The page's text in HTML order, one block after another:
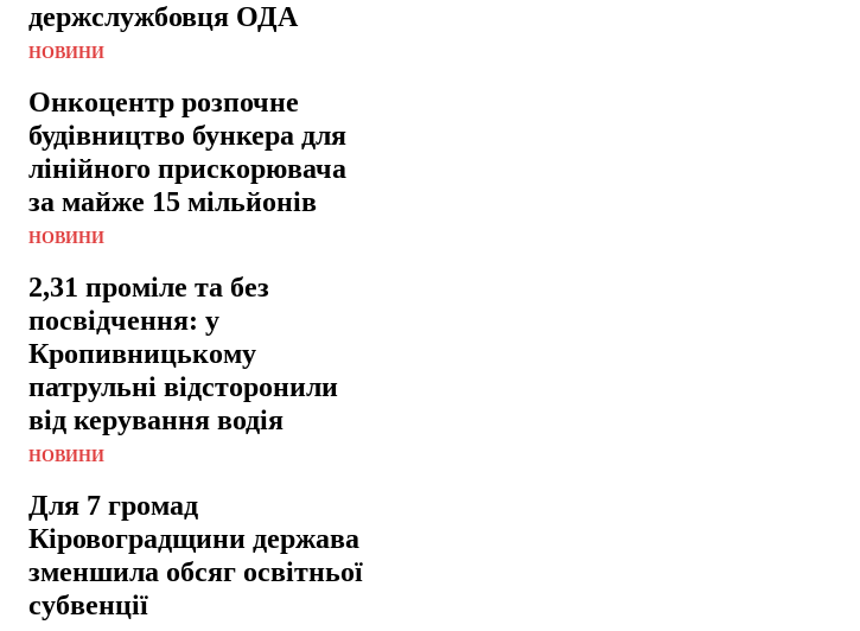
держслужбовця ОДА
НОВИНИ
Онкоцентр розпочне
будівництво бункера для
лінійного прискорювача
за майже 15 мільйонів
НОВИНИ
2,31 проміле та без
посвідчення: у
Кропивницькому
патрульні відсторонили
від керування водія
НОВИНИ
Для 7 громад
Кіровоградщини держава
зменшила обсяг освітньої
субвенції